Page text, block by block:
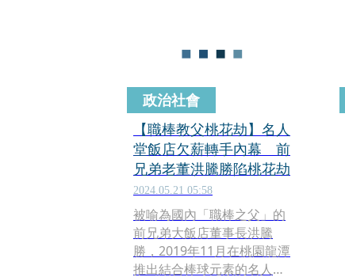
政治社會
【職棒教父桃花劫】名人
堂飯店欠薪轉手內幕 前
兄弟老董洪騰勝陷桃花劫
2024.05.21 05:58
被喻為國內「職棒之父」的
前兄弟大飯店董事長洪騰
勝，2019年11月在桃園龍潭
推出結合棒球元素的名人堂